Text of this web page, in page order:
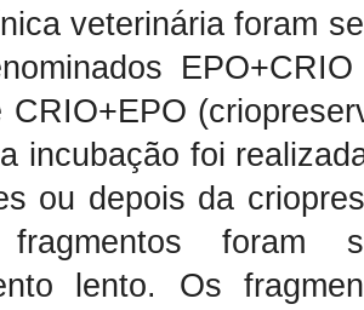
veterinária foram
CRIO+EPO
incubação foi
ou depois da
foram
lento. Os